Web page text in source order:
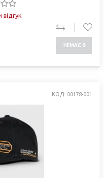
НЕМАЄ В
КОД: 00178-001